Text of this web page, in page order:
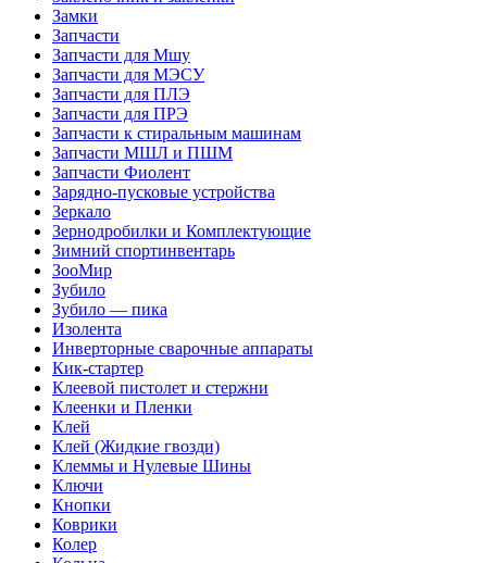
Замки
Запчасти
Запчасти для Мшу
Запчасти для МЭСУ
Запчасти для ПЛЭ
Запчасти для ПРЭ
Запчасти к стиральным машинам
Запчасти МШЛ и ПШМ
Запчасти Фиолент
Зарядно-пусковые устройства
Зеркало
Зернодробилки и Комплектующие
Зимний спортинвентарь
ЗооМир
Зубило
Зубило — пика
Изолента
Инверторные сварочные аппараты
Кик-стартер
Клеевой пистолет и стержни
Клеенки и Пленки
Клей
Клей (Жидкие гвозди)
Клеммы и Нулевые Шины
Ключи
Кнопки
Коврики
Колер